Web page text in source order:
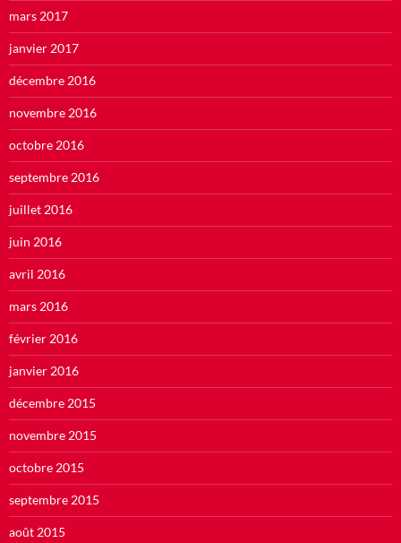
mars 2017
janvier 2017
décembre 2016
novembre 2016
octobre 2016
septembre 2016
juillet 2016
juin 2016
avril 2016
mars 2016
février 2016
janvier 2016
décembre 2015
novembre 2015
octobre 2015
septembre 2015
août 2015